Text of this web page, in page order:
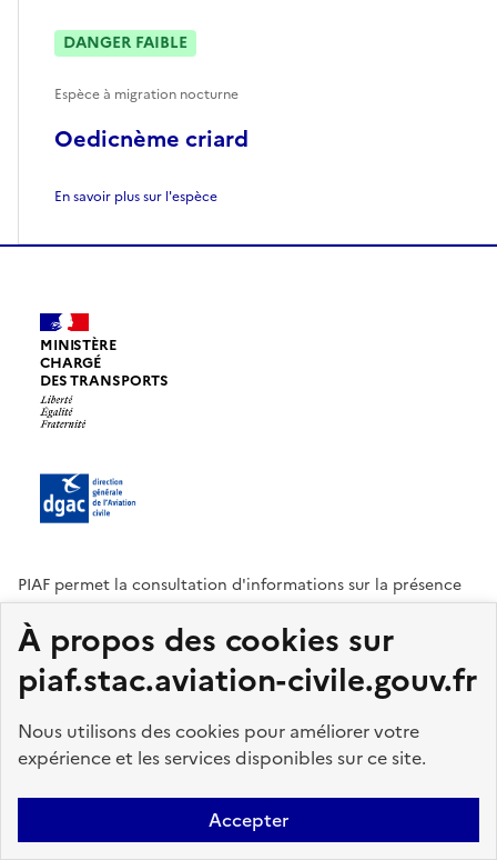
À propos des cookies sur
piaf.stac.aviation-civile.gouv.fr
Nous utilisons des cookies pour améliorer votre
expérience et les services disponibles sur ce site.
Accepter
Oedicnème criard
DANGER FAIBLE
Espèce à migration nocturne
En savoir plus sur l'espèce
MINISTÈRE
CHARGÉ
DES TRANSPORTS
PIAF permet la consultation d'informations sur la présence
espèces aviaires potentiellement dangereuses pour la
sécurité aérienne.
© 2025 | Version 4.0
legifrance.gouv.fr
gouvernement.fr
service-public.fr
data.gouv.fr
DGAC
STAC
PICA